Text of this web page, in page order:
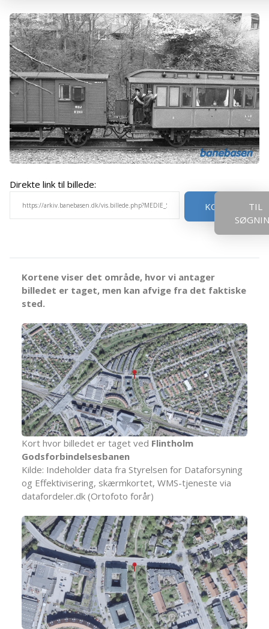
Direkte link til billede:
KOPIER
TIL
Kortene viser det område, hvor vi antager
billedet er taget, men kan afvige fra det faktiske
sted.
Kort hvor billedet er taget ved Flintholm
Godsforbindelsesbanen
Kilde: Indeholder data fra Styrelsen for Dataforsyning
og Effektivisering, skærmkortet, WMS-tjeneste via
datafordeler.dk (Ortofoto forår)